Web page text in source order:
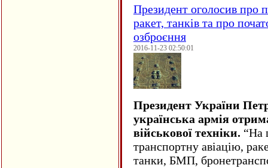
Президент оголосив про
ракет, танків та про
озброєння
2016-11-23 02:50:01
Президент України
українська армія
військової техніки. “На
транспортну авіацію,
танки, БМП,